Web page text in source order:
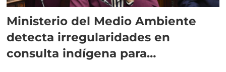
Ministerio del Medio Ambiente
detecta irregularidades en
consulta indígena para